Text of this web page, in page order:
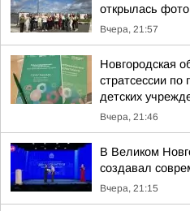
открылась
Вчера, 21:57
Новгородская
стратсессии
детских
Вчера, 21:46
В Великом
создавал
Вчера, 21:15